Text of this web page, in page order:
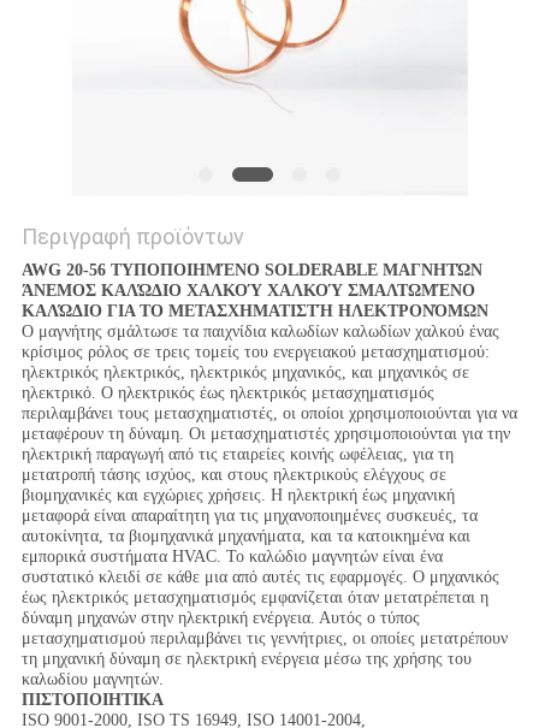
Περιγραφή προϊόντων
AWG 20-56 ΤΥΠΟΠΟΙΗΜΈΝΟ SOLDERABLE ΜΑΓΝΗΤΏΝ
ΆΝΕΜΟΣ ΚΑΛΏΔΙΟ ΧΑΛΚΟΎ ΧΑΛΚΟΎ ΣΜΑΛΤΩΜΈΝΟ
ΚΑΛΏΔΙΟ ΓΙΑ ΤΟ ΜΕΤΑΣΧΗΜΑΤΙΣΤΉ ΗΛΕΚΤΡΟΝΌΜΩΝ
Ο μαγνήτης σμάλτωσε τα παιχνίδια καλωδίων καλωδίων χαλκού ένας
κρίσιμος ρόλος σε τρεις τομείς του ενεργειακού μετασχηματισμού:
ηλεκτρικός ηλεκτρικός, ηλεκτρικός μηχανικός, και μηχανικός σε
ηλεκτρικό. Ο ηλεκτρικός έως ηλεκτρικός μετασχηματισμός
περιλαμβάνει τους μετασχηματιστές, οι οποίοι χρησιμοποιούνται για να
μεταφέρουν τη δύναμη. Οι μετασχηματιστές χρησιμοποιούνται για την
ηλεκτρική παραγωγή από τις εταιρείες κοινής ωφέλειας, για τη
μετατροπή τάσης ισχύος, και στους ηλεκτρικούς ελέγχους σε
βιομηχανικές και εγχώριες χρήσεις. Η ηλεκτρική έως μηχανική
μεταφορά είναι απαραίτητη για τις μηχανοποιημένες συσκευές, τα
αυτοκίνητα, τα βιομηχανικά μηχανήματα, και τα κατοικημένα και
εμπορικά συστήματα HVAC. Το καλώδιο μαγνητών είναι ένα
συστατικό κλειδί σε κάθε μια από αυτές τις εφαρμογές. Ο μηχανικός
έως ηλεκτρικός μετασχηματισμός εμφανίζεται όταν μετατρέπεται η
δύναμη μηχανών στην ηλεκτρική ενέργεια. Αυτός ο τύπος
μετασχηματισμού περιλαμβάνει τις γεννήτριες, οι οποίες μετατρέπουν
τη μηχανική δύναμη σε ηλεκτρική ενέργεια μέσω της χρήσης του
καλωδίου μαγνητών.
ΠΙΣΤΟΠΟΙΗΤΙΚΑ
ISO 9001-2000, ISO TS 16949, ISO 14001-2004,